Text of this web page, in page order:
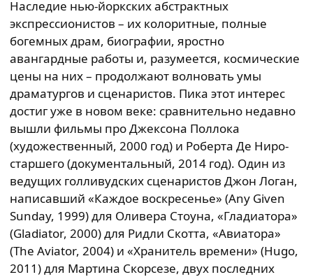
Наследие нью-йоркских абстрактных
экспрессионистов – их колоритные, полные
богемных драм, биографии, яростно
авангардные работы и, разумеется, космические
цены на них – продолжают волновать умы
драматургов и сценаристов. Пика этот интерес
достиг уже в новом веке: сравнительно недавно
вышли фильмы про Джексона Поллока
(художественный, 2000 год) и Роберта Де Ниро-
старшего (документальный, 2014 год). Один из
ведущих голливудских сценаристов Джон Логан,
написавший «Каждое воскресенье» (Any Given
Sunday, 1999) для Оливера Стоуна, «Гладиатора»
(Gladiator, 2000) для Ридли Скотта, «Авиатора»
(The Aviator, 2004) и «Хранитель времени» (Hugo,
2011) для Мартина Скорсезе, двух последних